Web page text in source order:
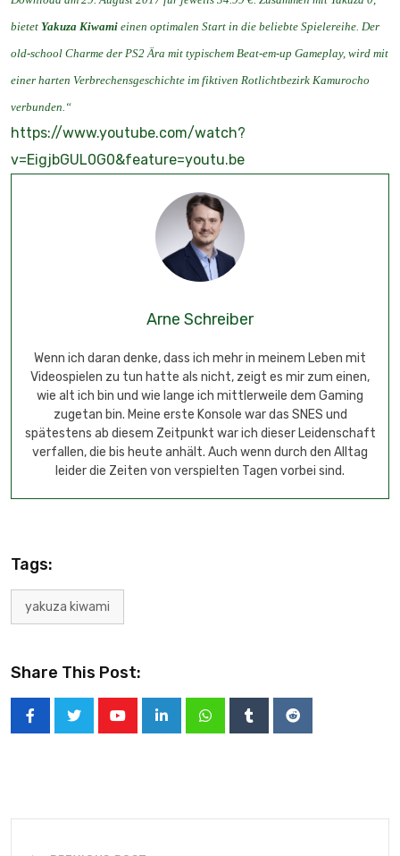
bietet Yakuza Kiwami einen optimalen Start in die beliebte Spielereihe. Der
old-school Charme der PS2 Ära mit typischem Beat-em-up Gameplay, wird mit
einer harten Verbrechensgeschichte im fiktiven Rotlichtbezirk Kamurocho
verbunden.“
https://www.youtube.com/watch?
v=EigjbGUL0G0&feature=youtu.be
Arne Schreiber
Wenn ich daran denke, dass ich mehr in meinem Leben mit
Videospielen zu tun hatte als nicht, zeigt es mir zum einen,
wie alt ich bin und wie lange ich mittlerweile dem Gaming
zugetan bin. Meine erste Konsole war das SNES und
spätestens ab diesem Zeitpunkt war ich dieser Leidenschaft
verfallen, die bis heute anhält. Auch wenn durch den Alltag
leider die Zeiten von verspielten Tagen vorbei sind.
Tags:
yakuza kiwami
Share This Post: